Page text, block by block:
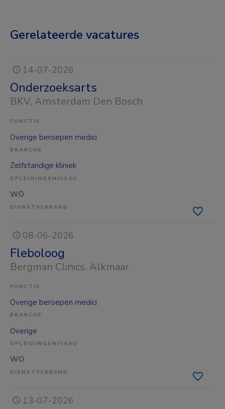
Gerelateerde vacatures
14-07-2026
Onderzoeksarts
BKV, Amsterdam Den Bosch
FUNCTIE
Overige beroepen medici
BRANCHE
Zelfstandige kliniek
OPLEIDINGSNIVEAU
WO
DIENSTVERBAND
08-06-2026
Fleboloog
Bergman Clinics, Alkmaar
FUNCTIE
Overige beroepen medici
BRANCHE
Overige
OPLEIDINGSNIVEAU
WO
DIENSTVERBAND
13-07-2026